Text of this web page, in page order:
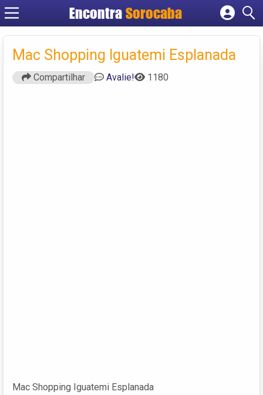
EncontraSorocaba
Cadastrar empresa
Criar conta
Mac Shopping Iguatemi Esplanada
Compartilhar Avalie! 1180
Mac Shopping Iguatemi Esplanada